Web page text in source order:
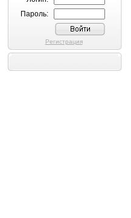
Пароль:
Регистрация